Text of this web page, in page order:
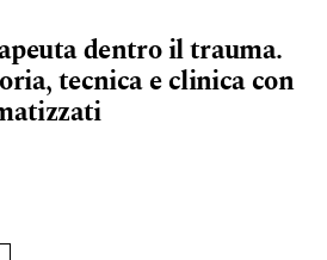
dentro il trauma.
tecnica e clinica con